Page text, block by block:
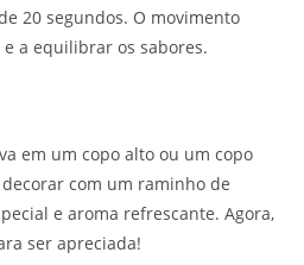
20 segundos. O movimento
a equilibrar os sabores.
em um copo alto ou um copo
com um raminho de
e aroma refrescante. Agora,
ser apreciada!